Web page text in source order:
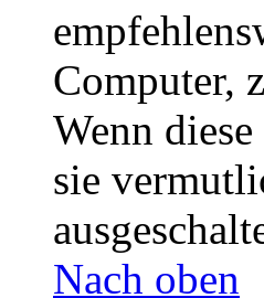
Computer,
Wenn
sie
Nach oben